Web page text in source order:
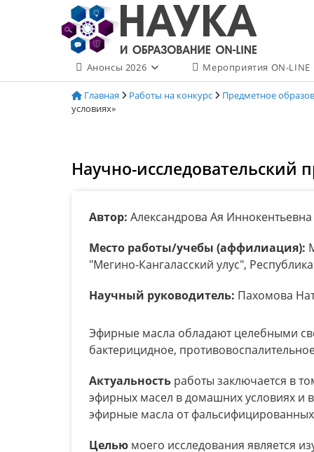
содержимому
Анонсы 2026 Мероприятия ON-LINE
Главная Работы на конкурс Предметное
условиях»
Научно-исследовательский
Автор: Александрова Ая Иннокентьевна
Место работы/учебы (аффилиация):
"Мегино-Кангаласский улус",
Научный руководитель: Пахомова
Эфирные масла обладают целебными
бактерицидное,
Актуальность работы заключается в
эфирных масел в домашних условиях и
эфирные масла от
Целью моего исследования является